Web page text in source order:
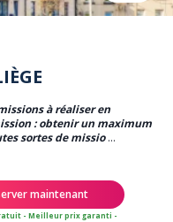
à réaliser en
: obtenir un maximum
sortes de missio ...
maintenant
- Meilleur prix garanti -